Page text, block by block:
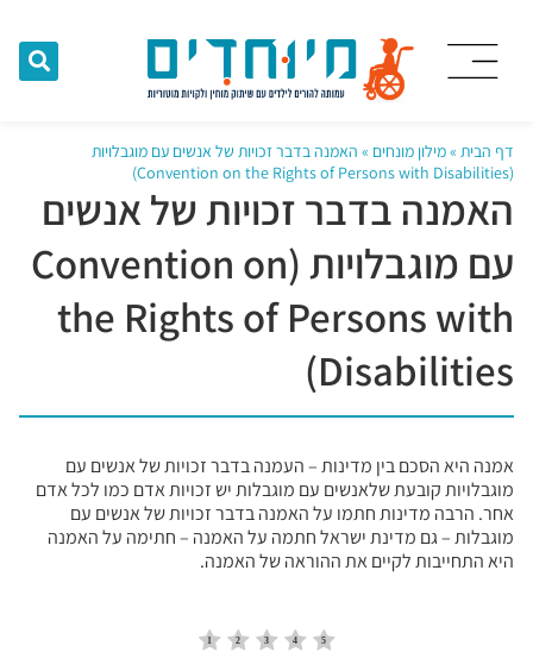
דף הבית »מילון מונחים » האמנה בדבר זכויות של אנשים עם מוגבלויות
(Convention on the Rights of Persons with Disabilities)
האמנה בדבר זכויות של אנשים
עם מוגבלויות (Convention on
the Rights of Persons with
Disabilities)
אמנה היא הסכם בין מדינות – העמנה בדבר זכויות של אנשים עם
מוגבלויות קובעת שלאנשים עם מוגבלות יש זכויות אדם כמו לכל אדם
אחר. הרבה מדינות חתמו על האמנה בדבר זכויות של אנשים עם
מוגבלות – גם מדינת ישראל חתמה על האמנה – חתימה על האמנה
היא התחייבות לקיים את ההוראה של האמנה.